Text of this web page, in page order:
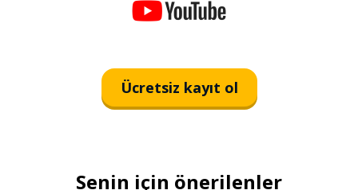
Ücretsiz kayıt ol
Senin için önerilenler